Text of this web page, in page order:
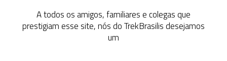
A todos os amigos, familiares e colegas que
prestigiam esse site, nós do TrekBrasilis desejamos
um